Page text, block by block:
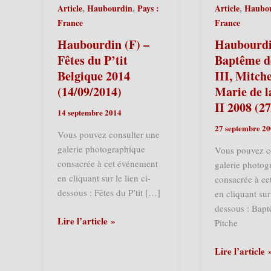
Article,Haubourdin,Pays :
France
Haubourdin (F) –
Fêtes du P’tit
Belgique 2014
(14/09/2014)
14 septembre 2014
Vous pouvez consulter une
galerie photographique
consacrée à cet événement
en cliquant sur le lien ci-
dessous : Fêtes du P’tit […]
Haubourdin
Lire l’article »
Article,
France
Baptême
III,
Marie de
II 2008
27 septembre
Vous pouvez
galerie
consacrée à
en cliquant
dessous :
Pitche
Haubourdin
Lire l’article